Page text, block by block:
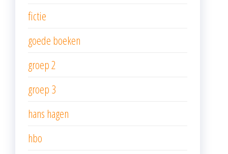
fictie
goede boeken
groep 2
groep 3
hans hagen
hbo